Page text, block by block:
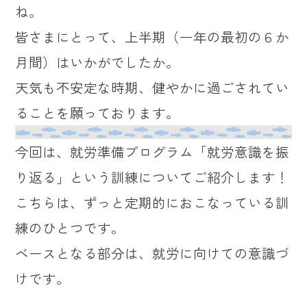
ね。
皆さまにとって、上半期（一年の最初の６か
月間）はいかがでしたか。
天気も不安定な時期、健やかに過ごされてい
ることを願っております。
今回は、就労準備プログラム「就労意識を振
り返る」という訓練についてご紹介します！
こちらは、ずっと定期的におこなっている訓
練のひとつです。
ベースとなる部分は、就労に向けての意識づ
けです。